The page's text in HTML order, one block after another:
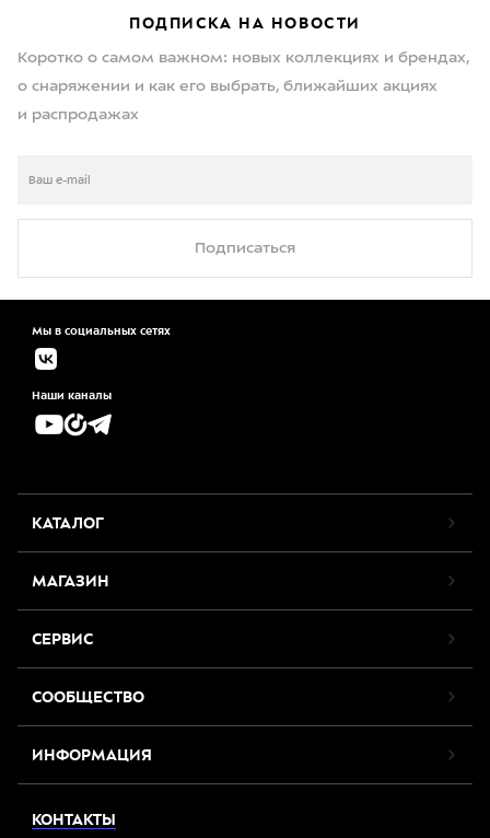
ПОДПИСКА НА НОВОСТИ
Коротко о самом важном: новых коллекциях и брендах,
о снаряжении и как его выбрать, ближайших акциях
и распродажах
Подписаться
Мы в социальных сетях
Наши каналы
КАТАЛОГ
МАГАЗИН
СЕРВИС
СООБЩЕСТВО
ИНФОРМАЦИЯ
КОНТАКТЫ